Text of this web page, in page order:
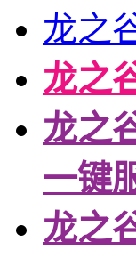
龙之
龙之
龙之
一键
龙之